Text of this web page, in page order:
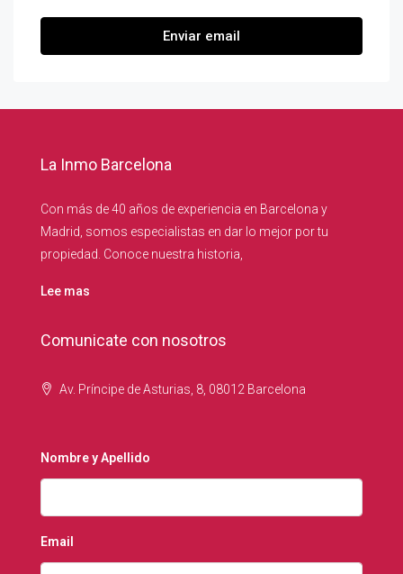
Enviar email
La Inmo Barcelona
Con más de 40 años de experiencia en Barcelona y
Madrid, somos especialistas en dar lo mejor por tu
propiedad. Conoce nuestra historia,
Lee mas
Comunicate con nosotros
Av. Príncipe de Asturias, 8, 08012 Barcelona
Nombre y Apellido
Email